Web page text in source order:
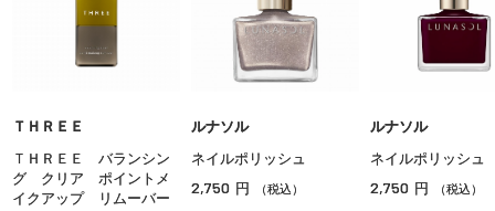
ＴＨＲＥＥ
ＴＨＲＥＥ バランシン
グ クリア ポイントメ
イクアップ リムーバー
ルナソル
ネイルポリッシュ
2,750 円 （税込）
ルナソル
ネイルポリッシュ
2,750 円 （税込）